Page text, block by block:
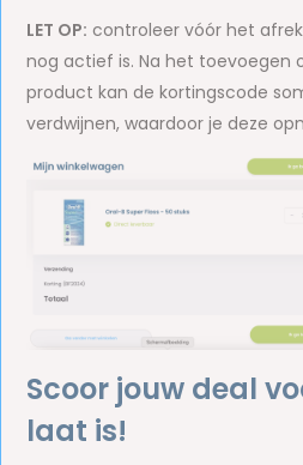
LET OP: controleer vóór het
nog actief is. Na het toevoegen
product kan de kortingscode
verdwijnen, waardoor je deze
Scoor jouw deal
laat is!